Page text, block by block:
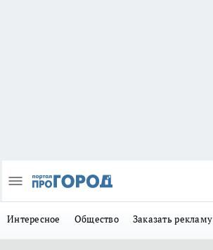
Интересное Общество Заказать рекламу